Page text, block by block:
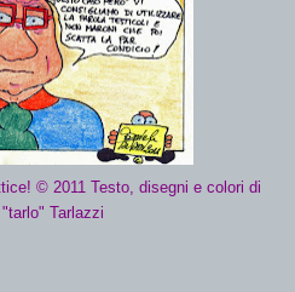
© 2011 Testo, disegni e colori di
"tarlo" Tarlazzi